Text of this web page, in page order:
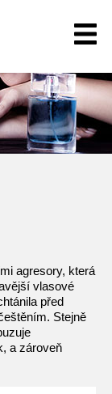
agresory, která
vlasové
před
Stejně
a zároveň